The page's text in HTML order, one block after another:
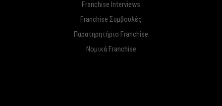
Franchise Interviews
Franchise Συμβουλές
Παρατηρητήριο Franchise
Νομικά Franchise